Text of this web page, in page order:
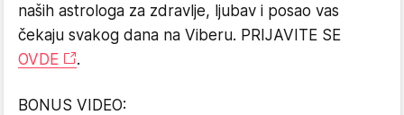
naših astrologa za zdravlje, ljubav i posao vas
čekaju svakog dana na Viberu. PRIJAVITE SE
OVDE
.
BONUS VIDEO: